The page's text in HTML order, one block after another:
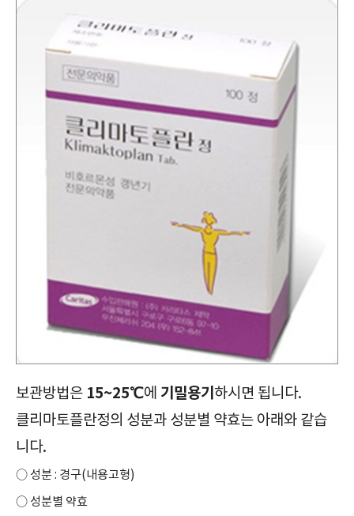
보관방법은 15~25℃에 기밀용기 하시면 됩니다.
클리마토플란정의 성분과 성분별 약효는 아래와 같습
니다.
○ 성분 : 경구(내용고형)
○ 성분별 약효